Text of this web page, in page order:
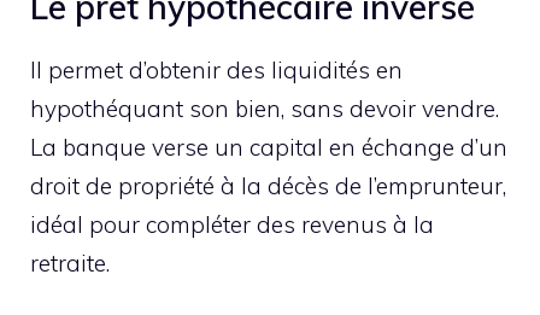
Il permet d’obtenir des liquidités en
hypothéquant son bien, sans devoir vendre.
La banque verse un capital en échange d’un
droit de propriété à la décès de l’emprunteur,
idéal pour compléter des revenus à la
retraite.